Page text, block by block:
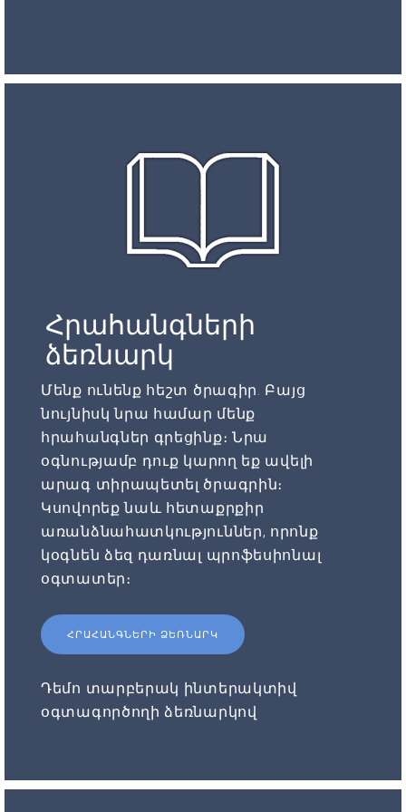
Հրահանգների
ձեռնարկ
Մենք ունենք հեշտ ծրագիր. Բայց
նույնիսկ նրա համար մենք
հրահանգներ գրեցինք։ Նրա
օգնությամբ դուք կարող եք ավելի
արագ տիրապետել ծրագրին։
Կսովորեք նաև հետաքրքիր
առանձնահատկություններ, որոնք
կօգնեն ձեզ դառնալ պրոֆեսիոնալ
օգտատեր։
ՀՐԱՀԱՆԳՆԵՐԻ ՁԵՌՆԱՐԿ
Դեմո տարբերակ ինտերակտիվ
օգտագործողի ձեռնարկով